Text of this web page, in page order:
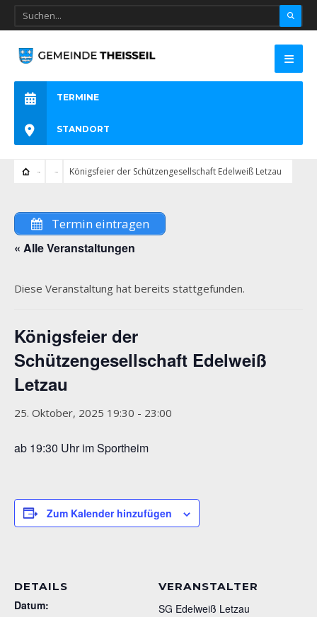
TERMINE
STANDORT
Königsfeier der Schützengesellschaft Edelweiß Letzau
Termin eintragen
« Alle Veranstaltungen
Diese Veranstaltung hat bereits stattgefunden.
Königsfeier der
Schützengesellschaft Edelweiß
Letzau
25. Oktober, 2025 19:30 - 23:00
ab 19:30 Uhr im Sportheim
Zum Kalender hinzufügen
DETAILS
Datum:
VERANSTALTER
SG Edelweiß Letzau